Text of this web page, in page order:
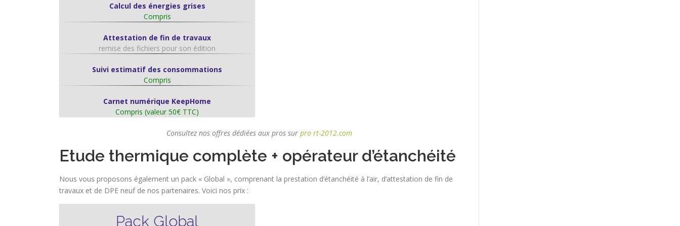
Calcul des énergies grises
Compris
Attestation de fin de travaux
remise des fichiers pour son édition
Suivi estimatif des consommations
Compris
Carnet numérique KeepHome
Compris (valeur 50€ TTC)
Consultez nos offres dédiées aux pros sur pro rt-2012.com
Etude thermique complète + opérateur d’étanchéité
Nous vous proposons également un pack « Global », comprenant la prestation d’étanchéité à l’air, d’attestation de fin de
travaux et de DPE neuf de nos partenaires. Voici nos prix :
Pack Global